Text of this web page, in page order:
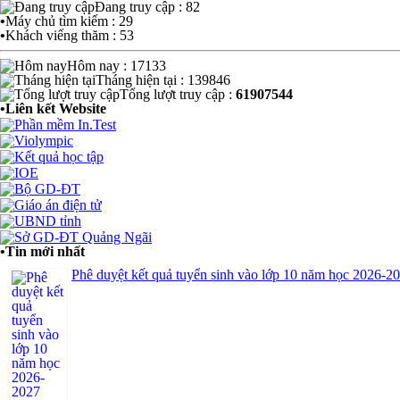
Đang truy cập : 82
•Máy chủ tìm kiếm : 29
•Khách viếng thăm : 53
Hôm nay : 17133
Tháng hiện tại : 139846
Tổng lượt truy cập : 61907544
•Liên kết Website
•Tin mới nhất
Phê duyệt kết quả tuyển sinh vào lớp 10 năm học 2026-